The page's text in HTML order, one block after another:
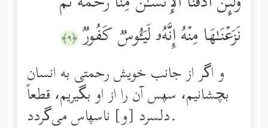
نَزَعۡنَـٰهَا مِنۡهُ إِنَّهُۥ لَیَـُٔوسࣱ كَفُورࣱ ﴿٩﴾
و اگر از جانب خویش رحمتی به انسان
بچشانیم، سپس آن را از او بگیریم، قطعاً
دلسرد [و] ناسپاس می‌گردد.